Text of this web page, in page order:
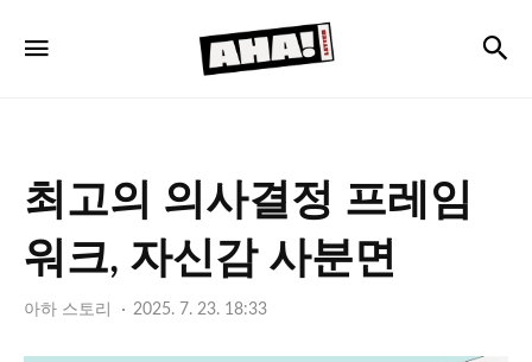
아
하
최고의 의사결정 프레임
워크, 자신감 사분면
아하 스토리 2025. 7. 23. 18:33